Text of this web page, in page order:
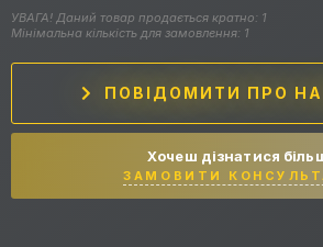
УВАГА! Даний товар продається кратно: 1
Мінімальна кількість для замовлення: 1
ПОВІДОМИТИ ПРО
Хочеш дізнатися
ЗАМОВИТИ